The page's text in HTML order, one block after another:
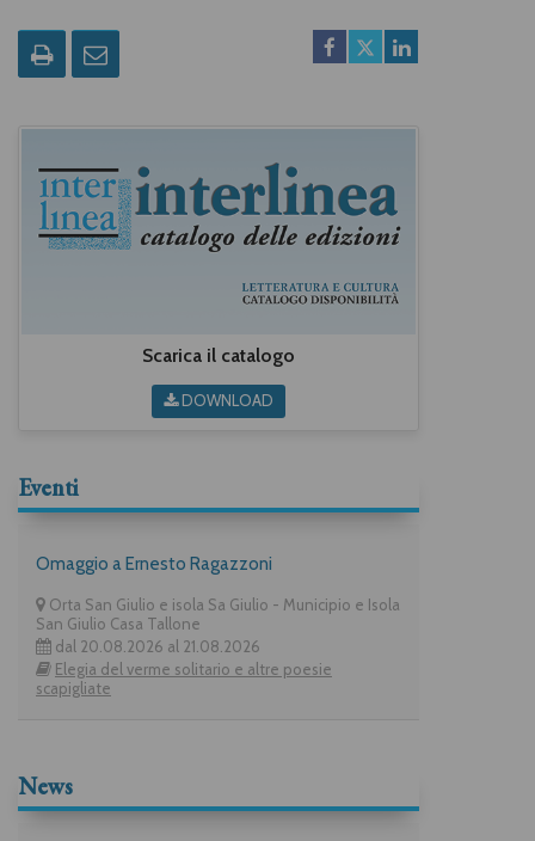
Scarica il catalogo
DOWNLOAD
Eventi
Omaggio a Ernesto Ragazzoni
Orta San Giulio e isola Sa Giulio - Municipio e Isola
San Giulio Casa Tallone
dal 20.08.2026 al 21.08.2026
Elegia del verme solitario e altre poesie
scapigliate
News